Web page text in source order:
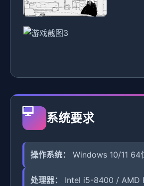
系统要求
操作系统： Windows 10/11 64
处理器：
Intel i5-8400 / AMD